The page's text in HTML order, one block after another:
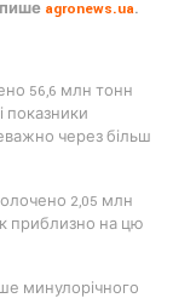
пише agronews.ua.
56,6 млн тонн
показники
через більш
2,05 млн
приблизно на цю
минулорічного